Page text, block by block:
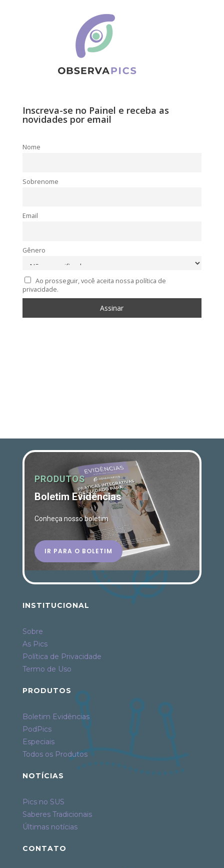
Inscreva-se no Painel e receba as
novidades por email
Nome
Sobrenome
Email
Gênero
Ao prosseguir, você aceita nossa política de
privacidade.
PRODUTOS
Boletim Evidências
Conheça nosso boletim
IR PARA O BOLETIM
INSTITUCIONAL
Sobre
As Pics
Política de Privacidade
Termo de Uso
PRODUTOS
Boletim Evidências
PodPics
Especiais
Todos os Produtos
NOTÍCIAS
Pics no SUS
Saberes Tradicionais
Últimas notícias
CONTATO